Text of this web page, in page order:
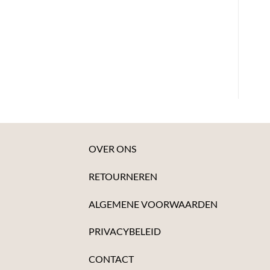
OVER ONS
RETOURNEREN
ALGEMENE VOORWAARDEN
PRIVACYBELEID
CONTACT